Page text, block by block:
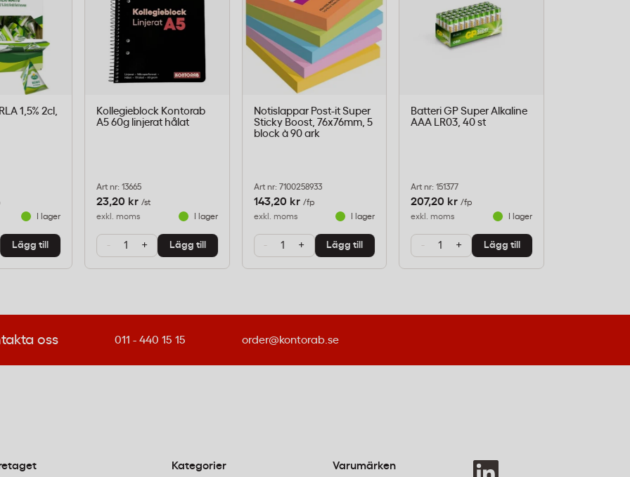
caféer, hotell
ska kunna ta en
kan ställas fram vid
hela förpackningen
för
1,5% 2cl,
I lager
Lägg till
Kollegieblock Kontorab
A5 60g linjerat hålat
Art nr: 13665
23,20 kr /st
exkl. moms
I lager
- + Lägg till
Notislappar Post-it Super
Sticky Boost, 76x76mm, 5
block à 90 ark
Art nr: 7100258933
143,20 kr /fp
exkl. moms
I lager
- + Lägg till
Batteri GP Super Alkaline
AAA LR03, 40 st
Art nr: 151377
207,20 kr /fp
exkl. moms
I lager
- + Lägg till
oss 011 - 440 15 15 order@kontorab.se
Kategorier Varumärken